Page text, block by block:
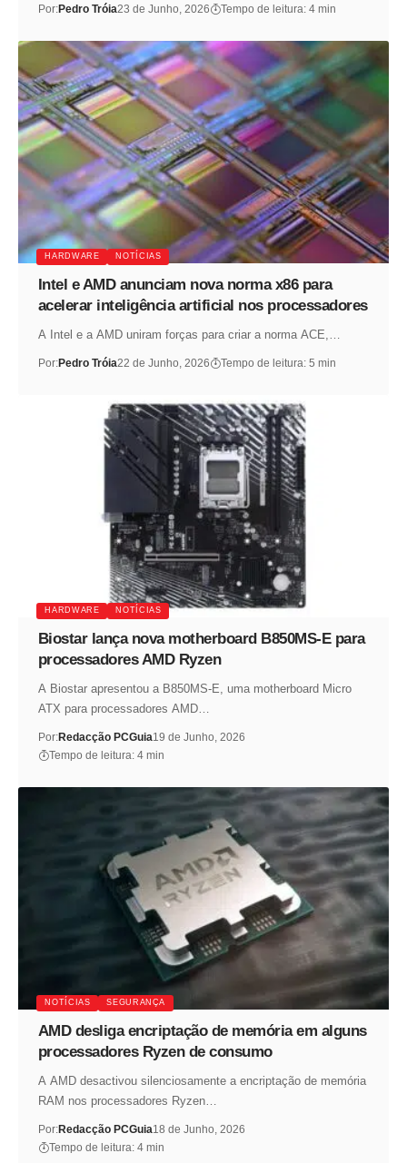
Por:Pedro Tróia23 de Junho, 2026 Tempo de leitura: 4 min
HARDWARE NOTÍCIAS
Intel e AMD anunciam nova norma x86 para
acelerar inteligência artificial nos processadores
A Intel e a AMD uniram forças para criar a norma ACE,…
Por:Pedro Tróia22 de Junho, 2026 Tempo de leitura: 5 min
HARDWARE NOTÍCIAS
Biostar lança nova motherboard B850MS-E para
processadores AMD Ryzen
A Biostar apresentou a B850MS-E, uma motherboard Micro
ATX para processadores AMD…
Por:Redacção PCGuia19 de Junho, 2026
Tempo de leitura: 4 min
NOTÍCIAS SEGURANÇA
AMD desliga encriptação de memória em alguns
processadores Ryzen de consumo
A AMD desactivou silenciosamente a encriptação de memória
RAM nos processadores Ryzen…
Por:Redacção PCGuia18 de Junho, 2026
Tempo de leitura: 4 min